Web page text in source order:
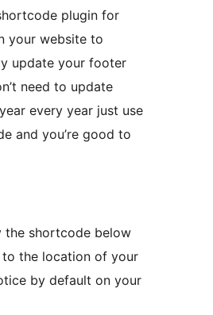
plugin for
your website to
update your footer
need to update
every year just use
and you’re good to
the shortcode below
the location of your
by default on your